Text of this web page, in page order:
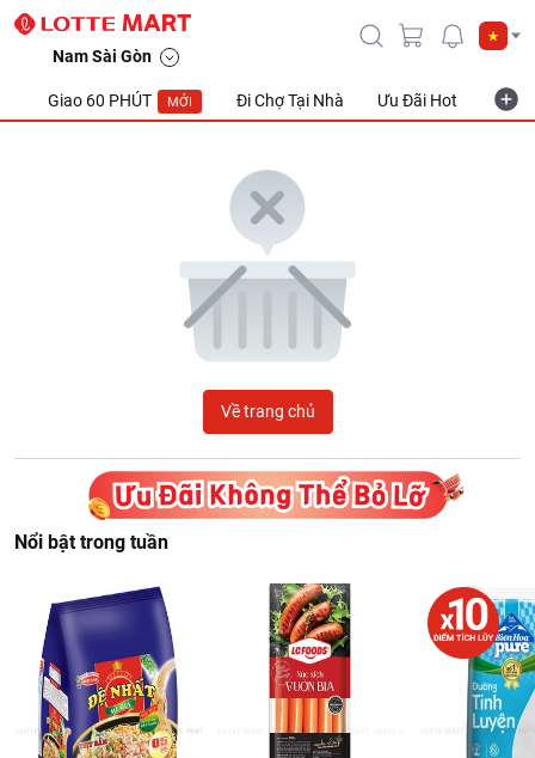
Nam Sài Gòn
Giao 60 PHÚT MỚI Đi Chợ Tại Nhà Ưu Đãi Hot
Về trang chủ
Nổi bật trong tuần
LOTTE Mart Viet Nam